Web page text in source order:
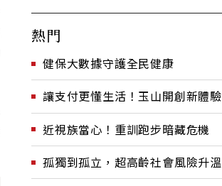
熱門
健保大數據守護全民健康
讓支付更懂生活！玉山開創新體驗
近視族當心！重訓跑步暗藏危機
孤獨到孤立，超高齡社會風險升溫